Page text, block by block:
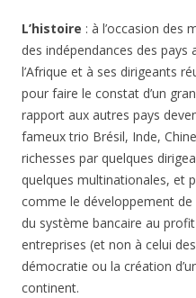
L’histoire : à l’occasion des
des indépendances des pays
l’Afrique et à ses dirigeants
pour faire le constat d’un
rapport aux autres pays
fameux trio Brésil, Inde,
richesses par quelques
quelques multinationales, et
comme le développement de
du système bancaire au
entreprises (et non à celui
démocratie ou la création
continent.